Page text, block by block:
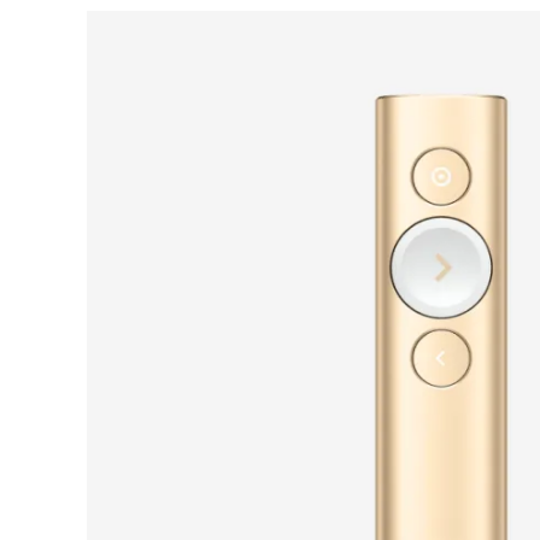
PREZENTERY